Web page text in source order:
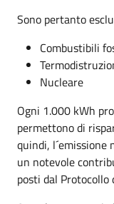
Sono pertanto
Combustibili
Nucleare
Ogni 1.000 kWh
permettono di
quindi, l´emissione
un notevole
posti dal Protocollo